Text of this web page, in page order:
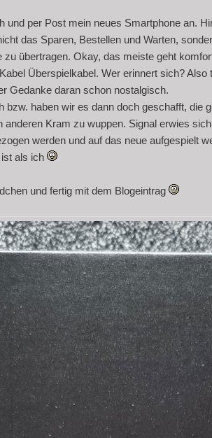
und per Post mein neues Smartphone an.
das Sparen, Bestellen und Warten,
zu übertragen. Okay, das meiste geht
Überspielkabel. Wer erinnert sich?
Gedanke daran schon nostalgisch.
bzw. haben wir es dann doch geschafft, die
anderen Kram zu wuppen. Signal erwies
werden und auf das neue aufgespielt
ist als ich
und fertig mit dem Blogeintrag